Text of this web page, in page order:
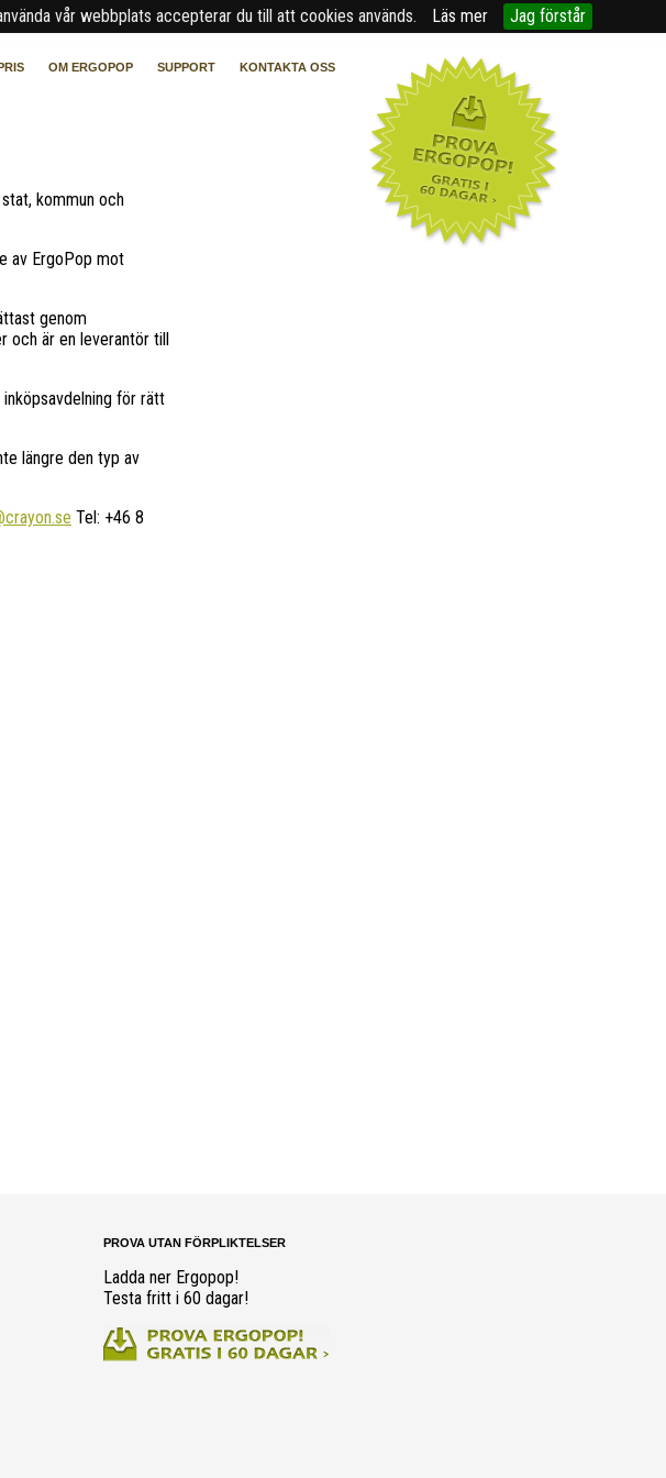
vår webbplats accepterar du till att cookies används. Läs mer Jag förstår
OM ERGOPOP SUPPORT KONTAKTA OSS
kommun och
av ErgoPop mot
genom
och är en leverantör till
för rätt
längre den typ av
Tel: +46 8
PROVA UTAN FÖRPLIKTELSER
Ladda ner Ergopop!
Testa fritt i 60 dagar!